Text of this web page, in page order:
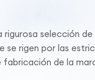
rigurosa selección de
se rigen por las
de la